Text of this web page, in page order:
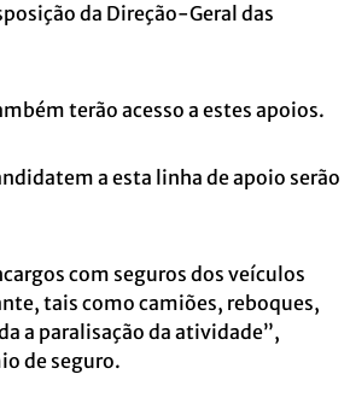
da Direção-Geral das
terão acesso a estes apoios.
a esta linha de apoio serão
com seguros dos veículos
tais como camiões, reboques,
a paralisação da atividade”,
de seguro.